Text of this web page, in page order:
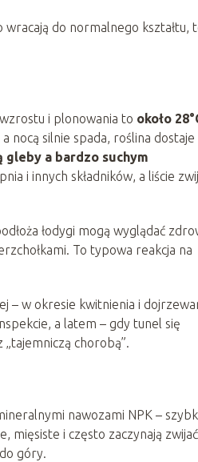
wracają do normalnego kształtu,
i plonowania to około
nocą silnie spada, roślina dostaje
gleby a bardzo suchym
i innych składników, a liście
łodygi mogą wyglądać
To typowa reakcja na
– w okresie kwitnienia i
a latem – gdy tunel się
chorobą”.
nawozami NPK –
mięsiste i często zaczynają
góry.